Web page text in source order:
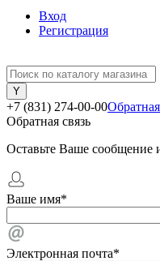
Вход
Регистрация
+7 (831) 274-00-00
Обратная связь
Оставьте Ваше сообщение
Ваше имя*
Электронная почта*